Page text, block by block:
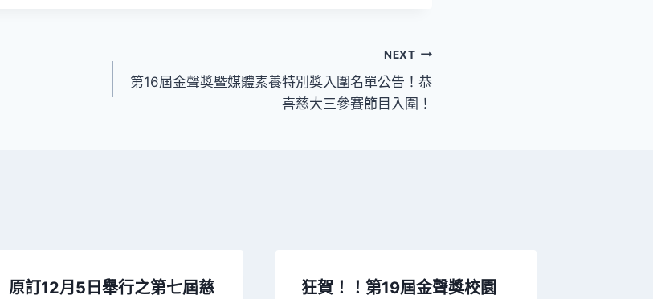
NEXT
第16屆金聲獎暨媒體素養特別獎入圍名單公告！恭
喜慈大三參賽節目入圍！
原訂12月5日舉行之第七屆慈
狂賀！！第19屆金聲獎校園